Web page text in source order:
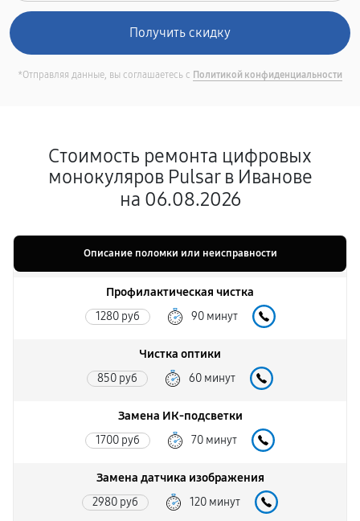
*Отправляя данные, вы соглашаетесь с Политикой конфиденциальности
Стоимость ремонта цифровых
монокуляров Pulsar в Иванове
на 06.08.2026
Описание поломки или неисправности
Профилактическая чистка
1280 руб 90 минут
Чистка оптики
850 руб 60 минут
Замена ИК-подсветки
1700 руб 70 минут
Замена датчика изображения
2980 руб 120 минут